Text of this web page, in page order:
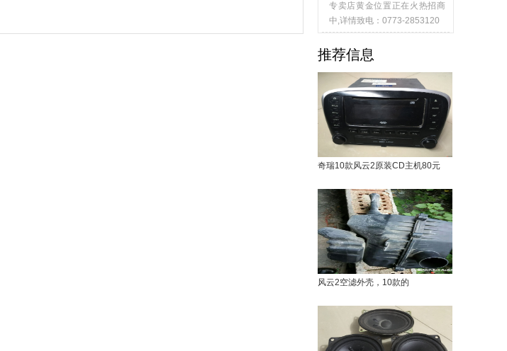
专卖店黄金位置正在火热招商
中,详情致电：0773-2853120
推荐信息
奇瑞10款风云2原装CD主机80元
风云2空滤外壳，10款的